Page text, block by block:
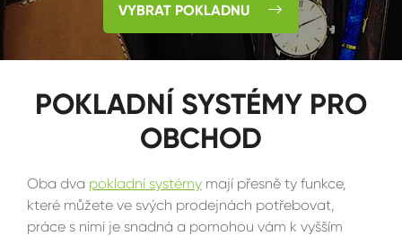
VYBRAT POKLADNU
POKLADNÍ SYSTÉMY PRO
OBCHOD
Oba dva pokladní systémy mají přesně ty funkce,
které můžete ve svých prodejnách potřebovat,
práce s nimi je snadná a pomohou vám k vyšším